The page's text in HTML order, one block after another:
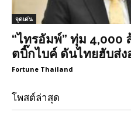
จุดเด่น
“ไทรอัมพ์” ทุ่ม 4,000
ตบิ๊กไบค์ ดันไทยฮับส่
Fortune Thailand
โพสต์ล่าสุด